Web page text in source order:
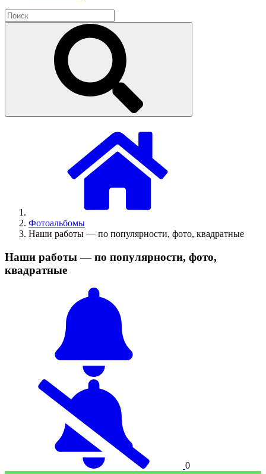
Фотоальбомы
Наши работы — по популярности, фото, квадратные
Наши работы — по популярности, фото,
квадратные
0